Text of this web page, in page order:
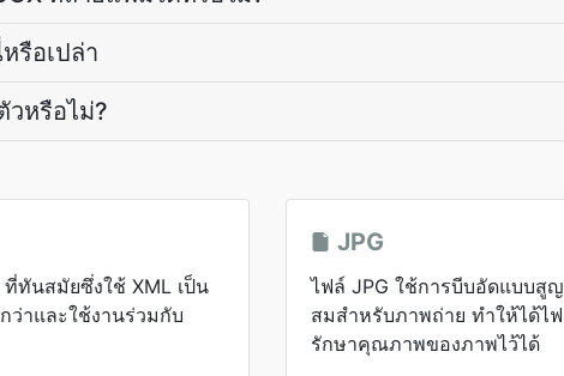
รือเปล่า
วหรือไม่?
ที่ทันสมัยซึ่งใช้ XML เป็น
ว่าและใช้งานร่วมกับ
JPG
ไฟล์ JPG ใช้การบีบอัดแบบสู
สมสำหรับภาพถ่าย ทำให้ได้ไ
รักษาคุณภาพของภาพไว้ได้